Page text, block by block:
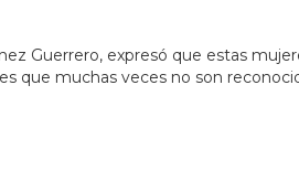
Guerrero, expresó que estas
que muchas veces no son